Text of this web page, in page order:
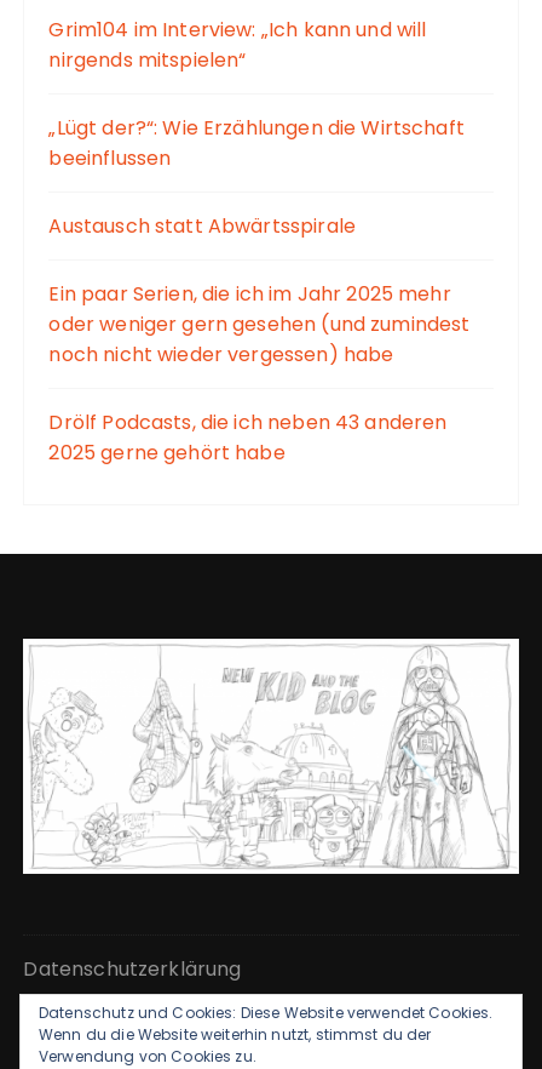
Grim104 im Interview: „Ich kann und will
nirgends mitspielen“
„Lügt der?“: Wie Erzählungen die Wirtschaft
beeinflussen
Austausch statt Abwärtsspirale
Ein paar Serien, die ich im Jahr 2025 mehr
oder weniger gern gesehen (und zumindest
noch nicht wieder vergessen) habe
Drölf Podcasts, die ich neben 43 anderen
2025 gerne gehört habe
Datenschutzerklärung
Kontakt & Impressum
Datenschutz und Cookies: Diese Website verwendet Cookies.
Wenn du die Website weiterhin nutzt, stimmst du der
Verwendung von Cookies zu.